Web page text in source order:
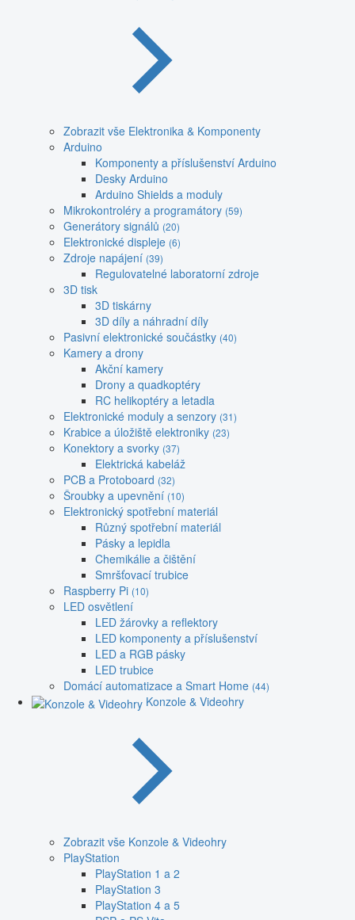
Zobrazit vše Elektronika & Komponenty
Arduino
Komponenty a příslušenství Arduino
Desky Arduino
Arduino Shields a moduly
Mikrokontroléry a programátory (59)
Generátory signálů (20)
Elektronické displeje (6)
Zdroje napájení (39)
Regulovatelné laboratorní zdroje
3D tisk
3D tiskárny
3D díly a náhradní díly
Pasivní elektronické součástky (40)
Kamery a drony
Akční kamery
Drony a quadkoptéry
RC helikoptéry a letadla
Elektronické moduly a senzory (31)
Krabice a úložiště elektroniky (23)
Konektory a svorky (37)
Elektrická kabeláž
PCB a Protoboard (32)
Šroubky a upevnění (10)
Elektronický spotřební materiál
Různý spotřební materiál
Pásky a lepidla
Chemikálie a čištění
Smršťovací trubice
Raspberry Pi (10)
LED osvětlení
LED žárovky a reflektory
LED komponenty a příslušenství
LED a RGB pásky
LED trubice
Domácí automatizace a Smart Home (44)
Konzole & Videohry
Zobrazit vše Konzole & Videohry
PlayStation
PlayStation 1 a 2
PlayStation 3
PlayStation 4 a 5